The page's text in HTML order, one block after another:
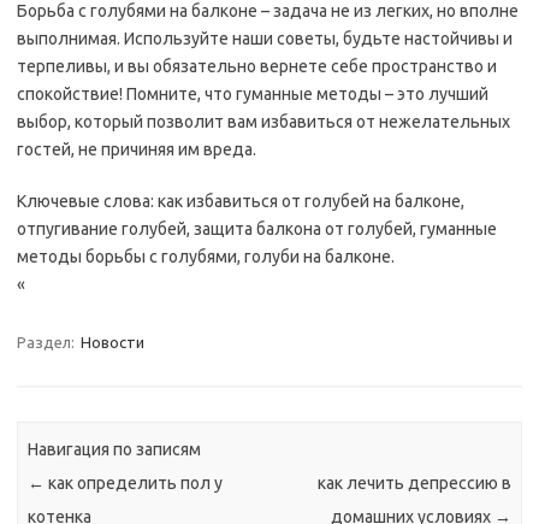
Борьба с голубями на балконе – задача не из легких, но вполне
выполнимая. Используйте наши советы, будьте настойчивы и
терпеливы, и вы обязательно вернете себе пространство и
спокойствие! Помните, что гуманные методы – это лучший
выбор, который позволит вам избавиться от нежелательных
гостей, не причиняя им вреда.
Ключевые слова: как избавиться от голубей на балконе,
отпугивание голубей, защита балкона от голубей, гуманные
методы борьбы с голубями, голуби на балконе.
«
Раздел: Новости
Навигация по записям
← как определить пол у
котенка
как лечить депрессию в
домашних условиях →